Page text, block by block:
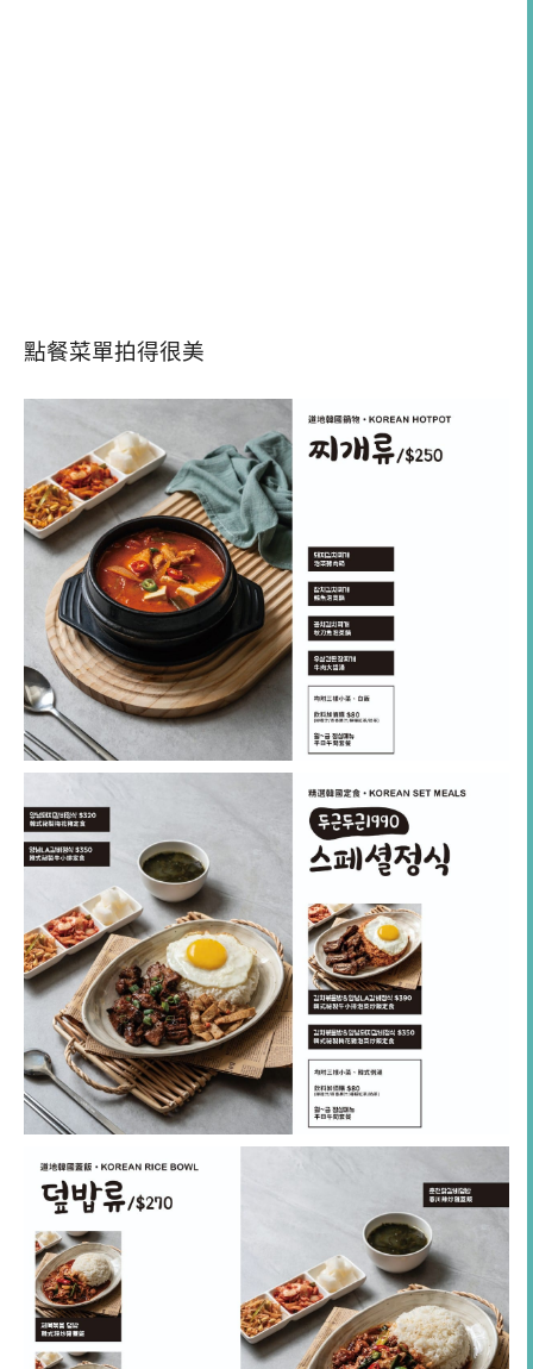
點餐菜單拍得很美